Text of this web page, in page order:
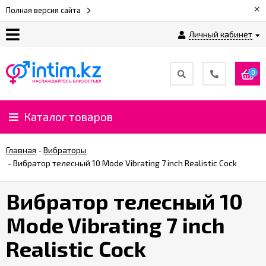
Полная версия сайта ×
Личный кабинет
нас
Доставка
и
⚡
%
CashBack
%
0
Каталог товаров
Главная -Вибраторы
-Вибратор телесный 10 Mode Vibrating 7 inch Realistic Cock
Вибратор телесный 10
Mode Vibrating 7 inch
Realistic Cock